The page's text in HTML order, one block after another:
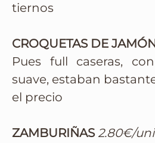
tiernos
CROQUETAS DE
Pues full caseras,
suave, estaban
el precio
ZAMBURIÑAS 2.80€/uni